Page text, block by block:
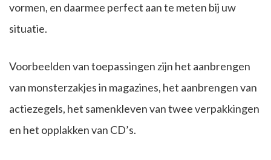
vormen, en daarmee perfect aan te meten bij uw
situatie.
Voorbeelden van toepassingen zijn het aanbrengen
van monsterzakjes in magazines, het aanbrengen van
actiezegels, het samenkleven van twee verpakkingen
en het opplakken van CD’s.